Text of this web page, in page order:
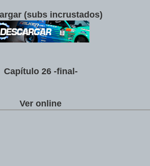
(subs incrustados)
Capítulo 26 -final-
Ver online